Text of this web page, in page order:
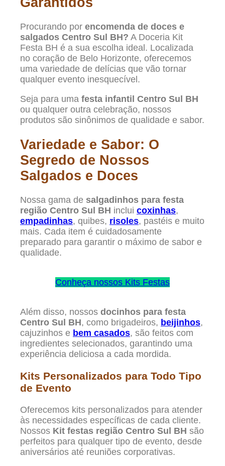
Procurando por encomenda de doces e
salgados Centro Sul BH? A Doceria Kit
Festa BH é a sua escolha ideal. Localizada
no coração de Belo Horizonte, oferecemos
uma variedade de delícias que vão tornar
qualquer evento inesquecível.
Seja para uma festa infantil Centro Sul BH
ou qualquer outra celebração, nossos
produtos são sinônimos de qualidade e sabor.
Variedade e Sabor: O
Segredo de Nossos
Salgados e Doces
Nossa gama de salgadinhos para festa
região Centro Sul BH inclui coxinhas,
empadinhas, quibes, risoles, pastéis e muito
mais. Cada item é cuidadosamente
preparado para garantir o máximo de sabor e
qualidade.
Conheça nossos Kits Festas
Além disso, nossos docinhos para festa
Centro Sul BH, como brigadeiros, beijinhos,
cajuzinhos e bem casados, são feitos com
ingredientes selecionados, garantindo uma
experiência deliciosa a cada mordida.
Kits Personalizados para Todo Tipo
de Evento
Oferecemos kits personalizados para atender
às necessidades específicas de cada cliente.
Nossos Kit festas região Centro Sul BH são
perfeitos para qualquer tipo de evento, desde
aniversários até reuniões corporativas.